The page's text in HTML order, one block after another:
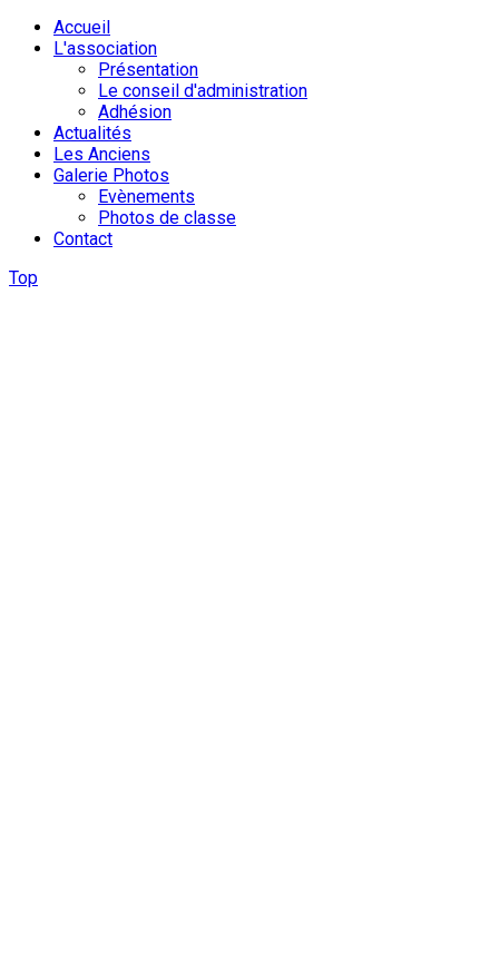
Accueil
L'association
Présentation
Le conseil d'administration
Adhésion
Actualités
Les Anciens
Galerie Photos
Evènements
Photos de classe
Contact
Top